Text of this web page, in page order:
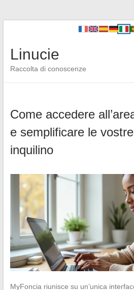
Linucie
Raccolta di conoscenze
Come accedere
e semplificare le
inquilino
MyFoncia riunisce su un’unica